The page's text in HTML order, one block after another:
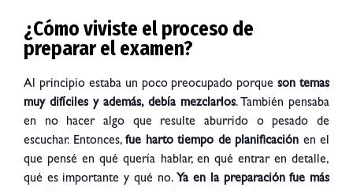
¿Cómo viviste el proceso de
preparar el examen?
Al principio estaba un poco preocupado porqueson temas
muy difíciles y además, debía mezclarlos. También pensaba
en no hacer algo que resulte aburrido o pesado de
escuchar. Entonces, fue harto tiempo de planificación en el
que pensé en qué quería hablar, en qué entrar en detalle,
qué es importante y qué no. Ya en la preparación fue más